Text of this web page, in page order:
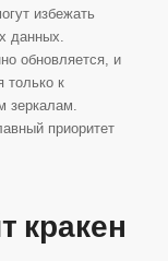
избежать
данных.
обновляется, и
только к
зеркалам.
приоритет
кракен